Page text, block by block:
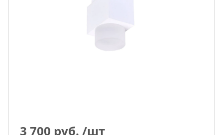
3 700 руб. /шт